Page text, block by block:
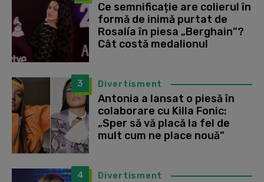
Ce semnificație are colierul în
formă de inimă purtat de
Rosalía în piesa „Berghain”?
Cât costă medalionul
3 Divertisment
Antonia a lansat o piesă în
colaborare cu Killa Fonic:
„Sper să vă placă la fel de
mult cum ne place nouă”
4 Divertisment